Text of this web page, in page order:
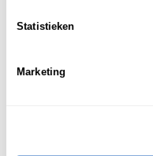
Statistieken
Marketing
Er wordt een
de zwarte markt).